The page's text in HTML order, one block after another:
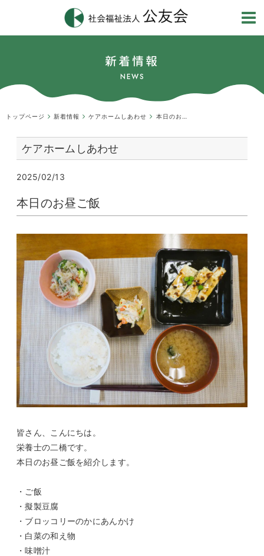
新着情報
NEWS
トップページ 新着情報 ケアホームしあわせ
ケアホームしあわせ
2025/02/13
本日のお昼ご飯
皆さん、こんにちは。
栄養士の二橋です。
本日のお昼ご飯を紹介します。
・ご飯
・擬製豆腐
・ブロッコリーのかにあんかけ
・白菜の和え物
・味噌汁